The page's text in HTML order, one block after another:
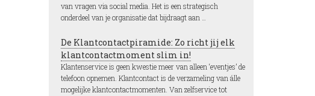
van vragen via social media. Het is een strategisch
onderdeel van je organisatie dat bijdraagt aan …
De Klantcontactpiramide: Zo richt jij elk
klantcontactmoment slim in!
Klantenservice is geen kwestie meer van alleen ‘eventjes’ de
telefoon opnemen. Klantcontact is de verzameling van álle
mogelijke klantcontactmomenten. Van zelfservice tot